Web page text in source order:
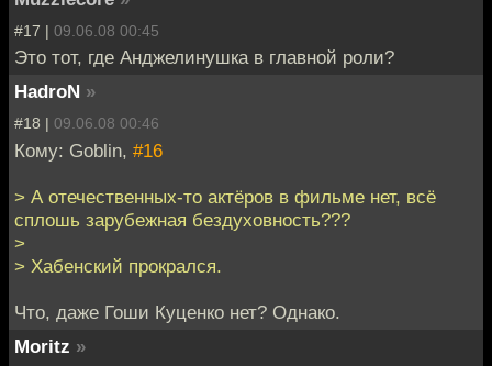
#17 | 09.06.08 00:45
Это тот, где Анджелинушка в главной роли?
HadroN »
#18 | 09.06.08 00:46
Кому: Goblin, #16
> А отечественных-то актёров в фильме нет, всё
сплошь зарубежная бездуховность???
>
> Хабенский прокрался.
Что, даже Гоши Куценко нет? Однако.
Moritz »